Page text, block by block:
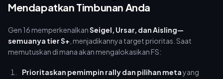
Mendapatkan Timbunan Anda
Gen 16 memperkenalkanSeigel, Ursar, dan Aisling—
semuanya tier S+ , menjadikannya target prioritas. Saat
memutuskan di mana akan mengalokasikan FS:
Prioritaskan pemimpin rally dan pilihan metayang